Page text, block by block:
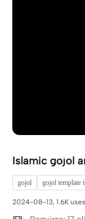
Islamic gojol
gojol gojol template
2024-08-13, 1.6K